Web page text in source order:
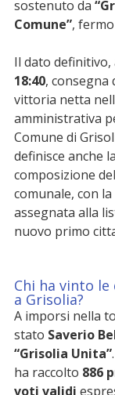
sostenuto da
Comune”,
Il dato
18:40, consegna
vittoria netta
amministrativa
Comune di
definisce anche
composizione
comunale, con
assegnata alla
nuovo primo
Chi ha vinto
a Grisolia?
A imporsi nella
stato Saverio
“Grisolia Unita”
ha raccolto 886
voti validi